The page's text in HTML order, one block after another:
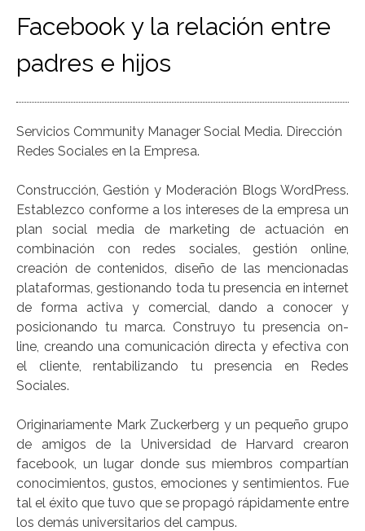
Facebook y la relación entre
padres e hijos
Servicios Community Manager Social Media. Dirección
Redes Sociales en la Empresa.
Construcción, Gestión y Moderación Blogs WordPress.
Establezco conforme a los intereses de la empresa un
plan social media de marketing de actuación en
combinación con redes sociales, gestión online,
creación de contenidos, diseño de las mencionadas
plataformas, gestionando toda tu presencia en internet
de forma activa y comercial, dando a conocer y
posicionando tu marca. Construyo tu presencia on-
line, creando una comunicación directa y efectiva con
el cliente, rentabilizando tu presencia en Redes
Sociales.
Originariamente Mark Zuckerberg y un pequeño grupo
de amigos de la Universidad de Harvard crearon
facebook, un lugar donde sus miembros compartían
conocimientos, gustos, emociones y sentimientos. Fue
tal el éxito que tuvo que se propagó rápidamente entre
los demás universitarios del campus.